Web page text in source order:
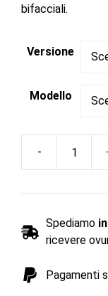
bifacciali.
Versione
Modello
Spediamo
ricevere
Pagamenti